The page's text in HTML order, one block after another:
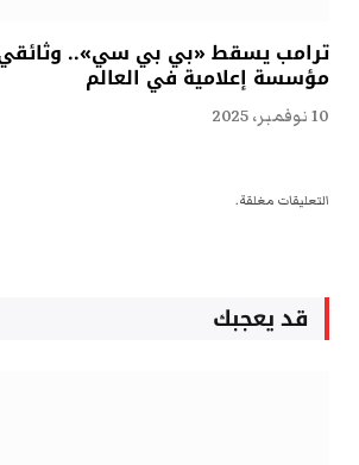
ترامب يسقط «بي بي سي»..
مؤسسة إعلامية في العالم
10 نوفمبر، 2025
التعليقات مغلقة.
قد يعجبك